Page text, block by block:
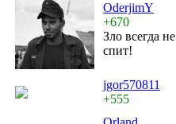
OderjimY
+670
Зло всегда не
спит!
jgor570811
+555